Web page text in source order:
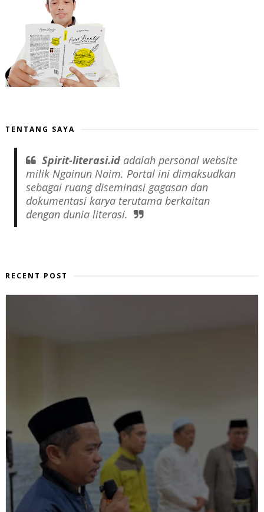
TENTANG SAYA
Spirit-literasi.idadalah personal website
milik Ngainun Naim. Portal ini dimaksudkan
sebagai ruang diseminasi gagasan dan
dokumentasi karya terutama berkaitan
dengan dunia literasi.
RECENT POST